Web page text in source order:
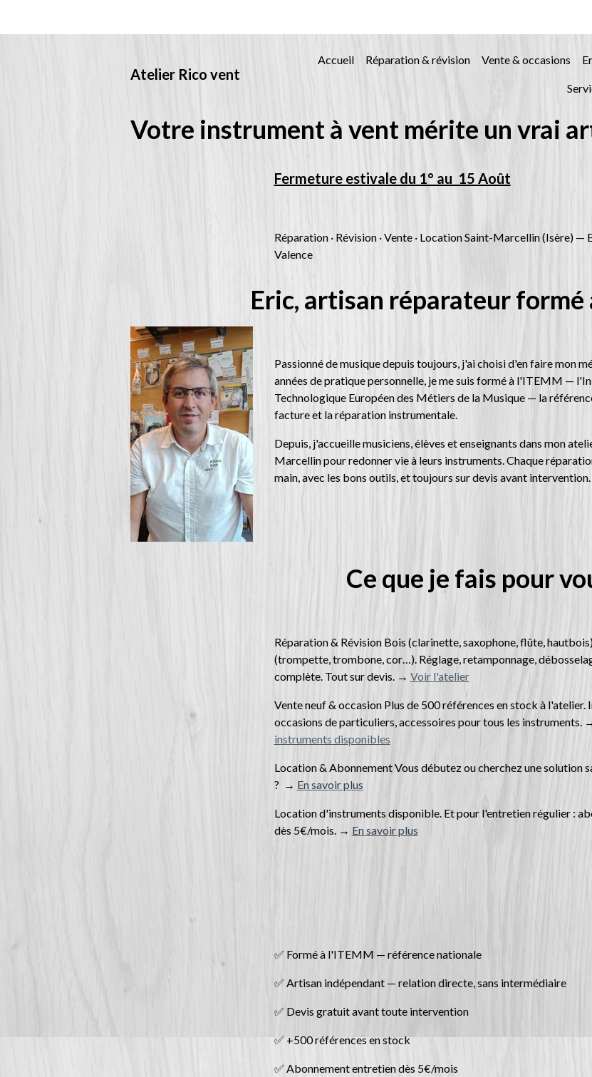
Atelier Rico vent
Accueil Réparation & révision Vente & occasions
Votre instrument à vent mérite un vrai
Fermeture estivale du 1° au 15 Août
Réparation · Révision · Vente · Location Saint-Marcellin (Isère) —
Valence
Eric, artisan réparateur
Passionné de musique depuis toujours, j'ai choisi d'en faire mon
années de pratique personnelle, je me suis formé à l'ITEMM —
Technologique Européen des Métiers de la Musique — la
facture et la réparation instrumentale.
Depuis, j'accueille musiciens, élèves et enseignants dans mon
Marcellin pour redonner vie à leurs instruments. Chaque
main, avec les bons outils, et toujours sur devis avant intervention.
Ce que je fais pour
Réparation & Révision Bois (clarinette, saxophone, flûte,
(trompette, trombone, cor…). Réglage, retamponnage,
complète. Tout sur devis. → Voir l'atelier
Vente neuf & occasion Plus de 500 références en stock à l'atelier.
occasions de particuliers, accessoires pour tous les instruments.
instruments disponibles
Location & Abonnement Vous débutez ou cherchez une solution
? → En savoir plus
Location d'instruments disponible. Et pour l'entretien régulier :
dès 5€/mois. → En savoir plus
✅ Formé à l'ITEMM — référence nationale
✅ Artisan indépendant — relation directe, sans intermédiaire
✅ Devis gratuit avant toute intervention
✅ +500 références en stock
✅ Abonnement entretien dès 5€/mois